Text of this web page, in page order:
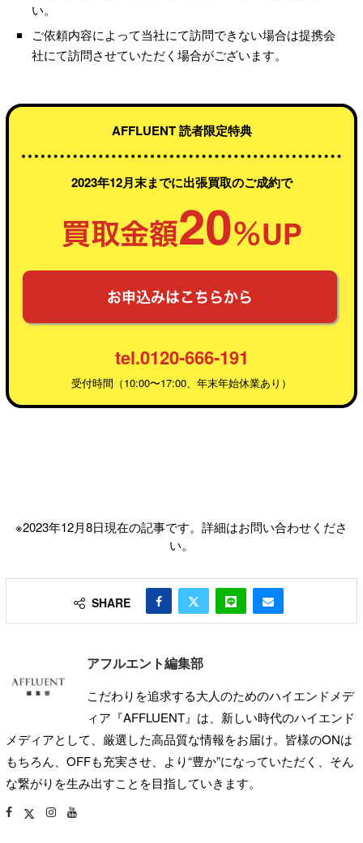
い。
ご依頼内容によって当社にて訪問できない場合は提携会
社にて訪問させていただく場合がございます。
AFFLUENT 読者限定特典
2023年12月末までに出張買取のご成約で
tel.0120-666-191
受付時間（10:00〜17:00、年末年始休業あり）
※2023年12月8日現在の記事です。詳細はお問い合わせくださ
い。
SHARE
アフルエント編集部
こだわりを追求する大人のためのハイエンドメデ
ィア『AFFLUENT』は、新しい時代のハイエンド
メディアとして、厳選した高品質な情報をお届け。皆様のONは
もちろん、OFFも充実させ、より“豊か”になっていただく、そん
な繋がりを生み出すことを目指していきます。